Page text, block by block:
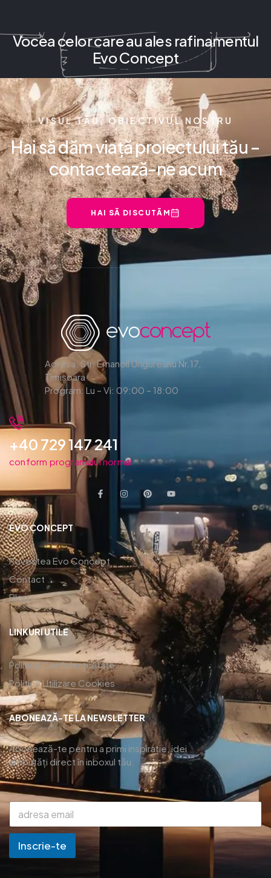
Vocea celor care au ales rafinamentul
Evo Concept
VISUL TĂU, OBIECTIVUL NOSTRU
Hai să dăm viață proiectului tău –
contactează-ne acum
HAI SĂ DISCUTĂM
Adresa: Str. Emanoil Ungureanu Nr.17,
Timișoara
Program: Lu – Vi: 09:00 – 18:00
+40 729 147 241
conform programului normal
EVO CONCEPT
Povestea Evo Concept
Contact
Blog
LINKURI UTILE
Politică Confidențialitate
Politică Utilizare Cookies
ABONEAZĂ-TE LA NEWSLETTER
Abonează-te pentru a primi inspirație, idei
și noutăți direct în inboxul tău.
Inscrie-te